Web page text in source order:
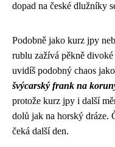
dopad na české dlužníky
Podobně jako kurz jpy
rublu zažívá pěkně
uvidíš podobný chaos
švýcarský frank na
protože kurz jpy i další
dolů jak na horský dráze.
čeká další den.